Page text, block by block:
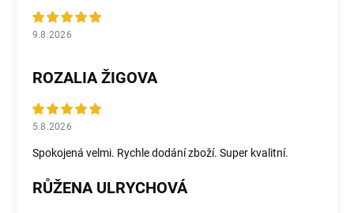
9.8.2026
ROZALIA ŽIGOVA
5.8.2026
Spokojená velmi. Rychle dodání zboží. Super kvalitní.
RŮŽENA ULRYCHOVÁ